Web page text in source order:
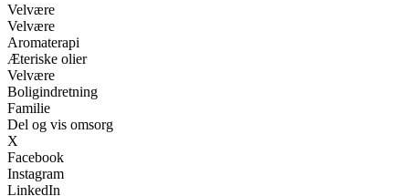
Velvære
Velvære
Aromaterapi
Æteriske olier
Velvære
Boligindretning
Familie
Del og vis omsorg
X
Facebook
Instagram
LinkedIn